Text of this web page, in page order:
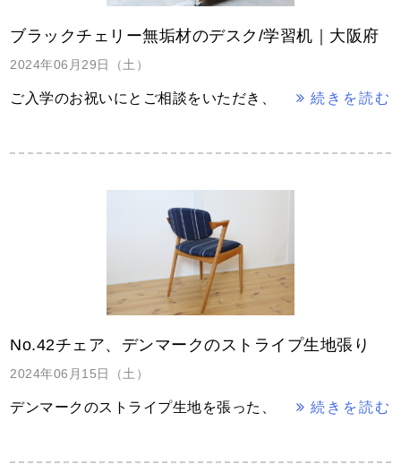
ブラックチェリー無垢材のデスク/学習机｜大阪府
2024年06月29日（土）
ご入学のお祝いにとご相談をいただき、 続きを読む
No.42チェア、デンマークのストライプ生地張り
2024年06月15日（土）
デンマークのストライプ生地を張った、 続きを読む